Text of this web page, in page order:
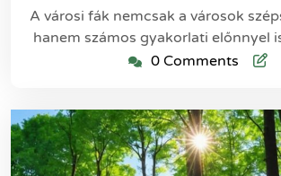
A városi fák nemcsak a városok
hanem számos gyakorlati előnnyel
0 Comments